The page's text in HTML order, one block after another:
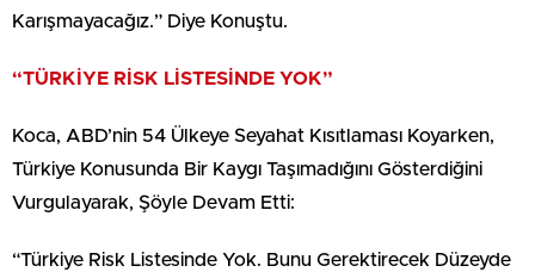
Karışmayacağız.” Diye Konuştu.
“TÜRKİYE RİSK LİSTESİNDE YOK”
Koca, ABD’nin 54 Ülkeye Seyahat Kısıtlaması Koyarken,
Türkiye Konusunda Bir Kaygı Taşımadığını Gösterdiğini
Vurgulayarak, Şöyle Devam Etti:
“Türkiye Risk Listesinde Yok. Bunu Gerektirecek Düzeyde